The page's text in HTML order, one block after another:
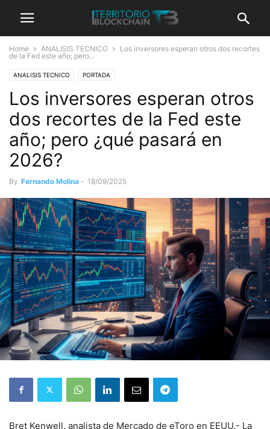
Home ANALISIS TECNICO
Los inversores esperan otros dos recortes
de la Fed este año; pero...
ANALISIS TECNICO PORTADA
Los inversores esperan otros
dos recortes de la Fed este
año; pero ¿qué pasará en
2026?
By Fernando Molina - 18/09/2025
Bret Kenwell, analista de Mercado de eToro en EEUU.- La